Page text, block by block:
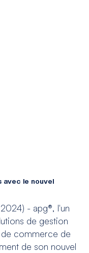
le nouvel
- apg®, l'un
de gestion
commerce de
de son nouvel